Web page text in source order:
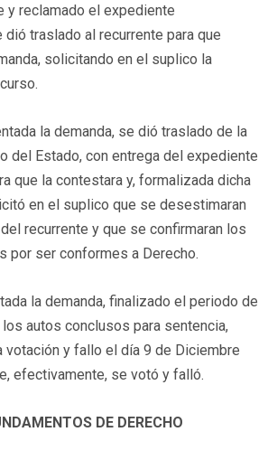
y reclamado el expediente
traslado al recurrente para que
solicitando en el suplico la
la demanda, se dió traslado de la
del Estado, con entrega del expediente
que la contestara y, formalizada dicha
en el suplico que se desestimaran
recurrente y que se confirmaran los
por ser conformes a Derecho.
la demanda, finalizado el periodo de
los autos conclusos para sentencia,
votación y fallo el día 9 de Diciembre
efectivamente, se votó y falló.
DE DERECHO